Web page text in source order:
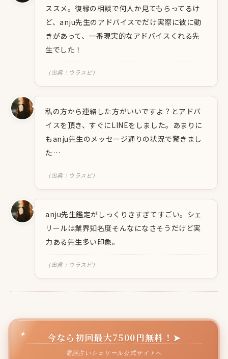
ススメ。復縁の相談で何人か見てもらってるけ
ど、anju先生のアドバイスでだけ実際に彼に動
きがあって、一番現実的なアドバイスくれる先
生でした！
（出典：ウラスピ）
私の方から連絡した方がいいですよ？とアドバ
イスを頂き、すぐにLINEをしました。あまりに
もanju先生のメッセージ通りの状況で驚きまし
た…
（出典：ウラスピ）
anju先生鑑定がしっくりきすぎてすごい。シェ
リールは業界知名度そんなになさそうだけど実
力ある先生多い印象。
（出典：ウラスピ）
今なら初回最大7500円無料！➤
電話占いシェリール公式サイトへ